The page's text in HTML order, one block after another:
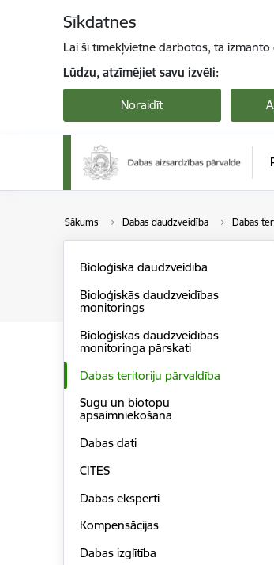
Sīkdatnes
Lai šī tīmekļvietne darbotos, tā
Lūdzu, atzīmējiet savu izvēli:
Noraidīt
Sākums Dabas daudzveidība Dabas
Bioloģiskā daudzveidība
Bioloģiskās daudzveidības
monitorings
Bioloģiskās daudzveidības
monitoringa pārskati
Dabas teritoriju pārvaldība
Sugu un biotopu
apsaimniekošana
Dabas dati
CITES
Dabas eksperti
Kompensācijas
Dabas izglītība